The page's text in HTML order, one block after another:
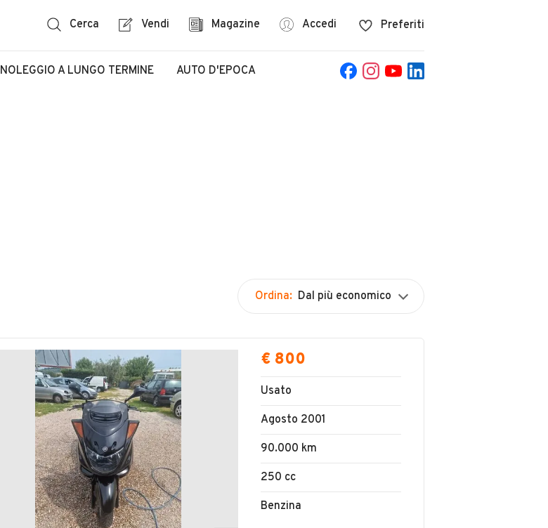
Cerca Vendi Magazine Accedi Preferiti
NOLEGGIO A LUNGO TERMINE AUTO D'EPOCA
Ordina: Dal più economico
€ 800
Usato
Agosto 2001
90.000 km
250 cc
Benzina